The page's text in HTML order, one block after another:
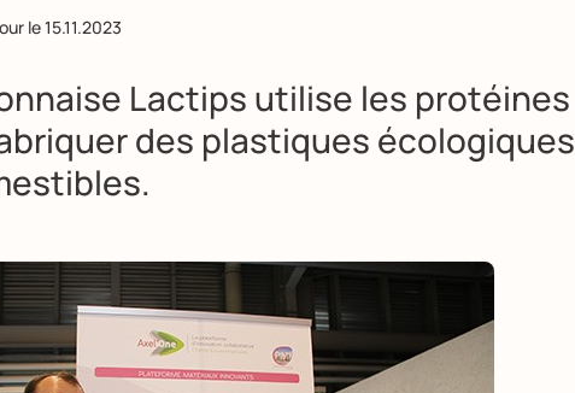
le15.11.2023
Lactips utilise les protéines
des plastiques écologiques